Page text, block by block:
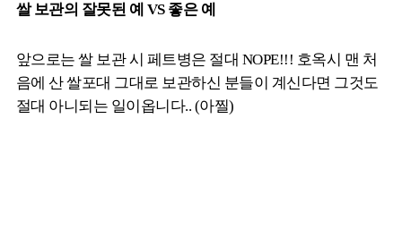
쌀 보관의 잘못된 예 VS 좋은 예
앞으로는 쌀 보관 시 페트병은 절대 NOPE!!! 호옥시 맨 처
음에 산 쌀포대 그대로 보관하신 분들이 계신다면 그것도
절대 아니되는 일이옵니다.. (아찔)